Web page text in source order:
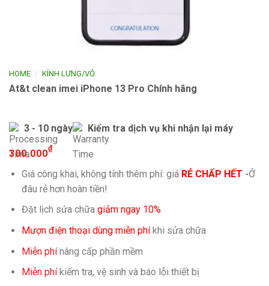
HOME / KÍNH LƯNG/VỎ
At&t clean imei iPhone 13 Pro Chính hãng
3 - 10 ngày Kiểm tra dịch vụ khi nhận lại máy
300.000₫
Giá công khai, không tính thêm phí: giá RẺ CHẤP HẾT -Ở
đâu rẻ hơn hoàn tiền!
Đặt lịch sửa chữa giảm ngay 10%
Mượn điện thoại dùng miễn phíkhi sửa chữa
Miễn phínâng cấp phần mềm
Miễn phíkiếm tra, vệ sinh và báo lỗi thiết bị